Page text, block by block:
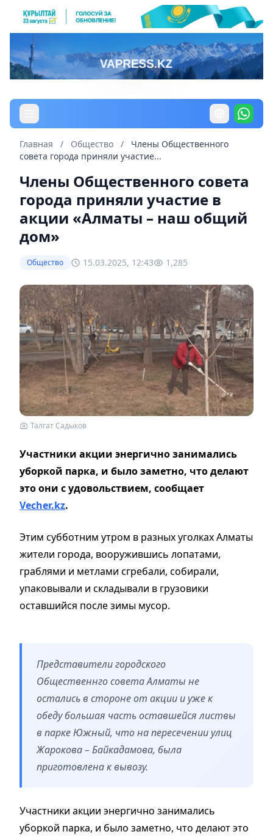
Главная / Общество /
Члены Общественного
совета города приняли участие...
Члены Общественного совета
города приняли участие в
акции «Алматы – наш общий
дом»
Общество 15.03.2025, 12:43 1,285
Талгат Садыков
Участники акции энергично занимались
уборкой парка, и было заметно, что делают
это они с удовольствием, сообщает
Vecher.kz.
Этим субботним утром в разных уголках Алматы
жители города, вооружившись лопатами,
граблями и метлами сгребали, собирали,
упаковывали и складывали в грузовики
оставшийся после зимы мусор.
Представители городского
Общественнго совета Алматы не
остались в стороне от акции и уже к
обеду большая часть оставшейся листвы
в парке Южный, что на пересечении улиц
Жарокова – Байкадамова, была
приготовлена к вывозу.
Участники акции энергично занимались
уборкой парка, и было заметно, что делают это